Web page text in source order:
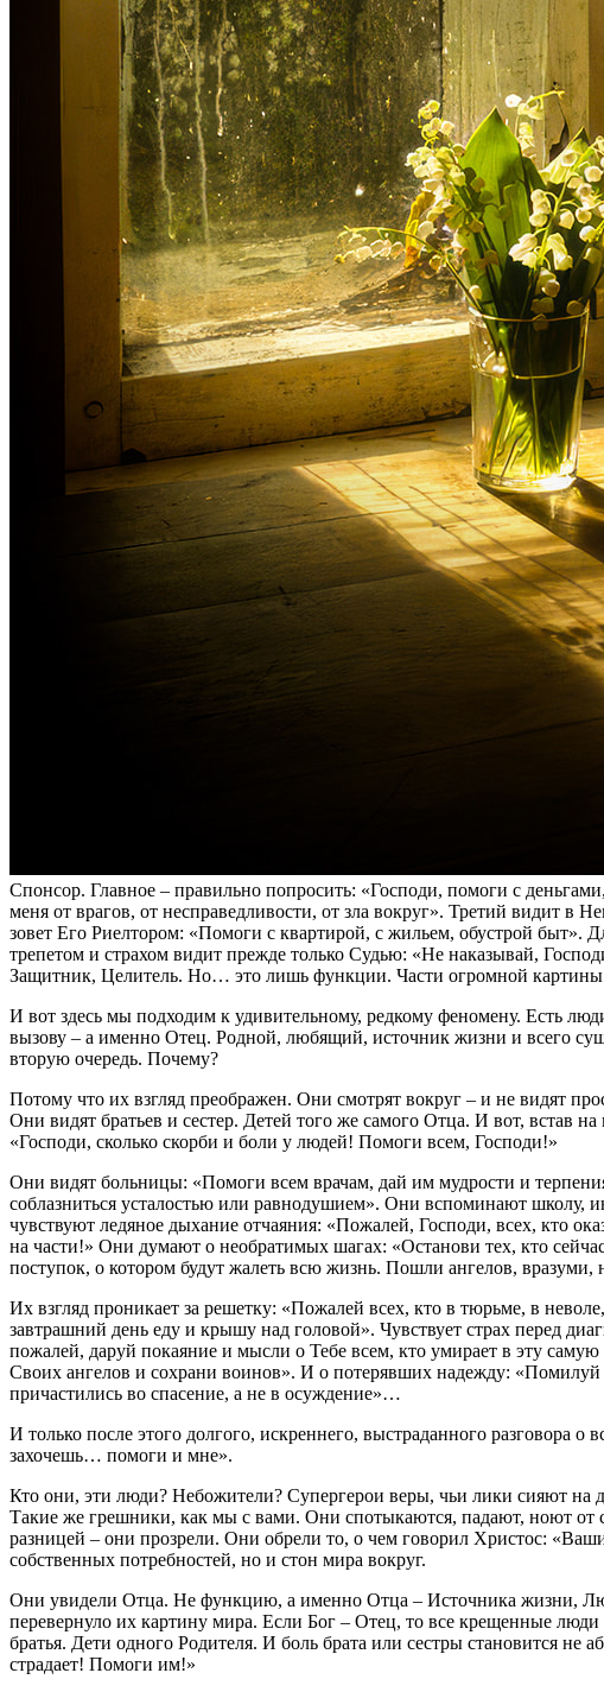
Спонсор. Главное – правильно попросить: «Господи, помоги с
меня от врагов, от несправедливости, от зла вокруг». Третий видит в
зовет Его Риелтором: «Помоги с квартирой, с жильем, обустрой
трепетом и страхом видит прежде только Судью: «Не наказывай,
Защитник, Целитель. Но… это лишь функции. Части огромной
И вот здесь мы подходим к удивительному, редкому феномену. Есть
вызову – а именно Отец. Родной, любящий, источник жизни и всего
вторую очередь. Почему?
Потому что их взгляд преображен. Они смотрят вокруг – и не видят
Они видят братьев и сестер. Детей того же самого Отца. И вот, встав
«Господи, сколько скорби и боли у людей! Помоги всем, Господи!»
Они видят больницы: «Помоги всем врачам, дай им мудрости и
соблазниться усталостью или равнодушием». Они вспоминают
чувствуют ледяное дыхание отчаяния: «Пожалей, Господи, всех, кто
на части!» Они думают о необратимых шагах: «Останови тех, кто
поступок, о котором будут жалеть всю жизнь. Пошли ангелов,
Их взгляд проникает за решетку: «Пожалей всех, кто в тюрьме, в
завтрашний день еду и крышу над головой». Чувствует страх перед
пожалей, даруй покаяние и мысли о Тебе всем, кто умирает в эту
Своих ангелов и сохрани воинов». И о потерявших надежду: «Помилуй
причастились во спасение, а не в осуждение»…
И только после этого долгого, искреннего, выстраданного разговора
захочешь… помоги и мне».
Кто они, эти люди? Небожители? Супергерои веры, чьи лики сияют
Такие же грешники, как мы с вами. Они спотыкаются, падают, ноют от
разницей – они прозрели. Они обрели то, о чем говорил Христос:
собственных потребностей, но и стон мира вокруг.
Они увидели Отца. Не функцию, а именно Отца – Источника жизни,
перевернуло их картину мира. Если Бог – Отец, то все крещенные
братья. Дети одного Родителя. И боль брата или сестры становится
страдает! Помоги им!»